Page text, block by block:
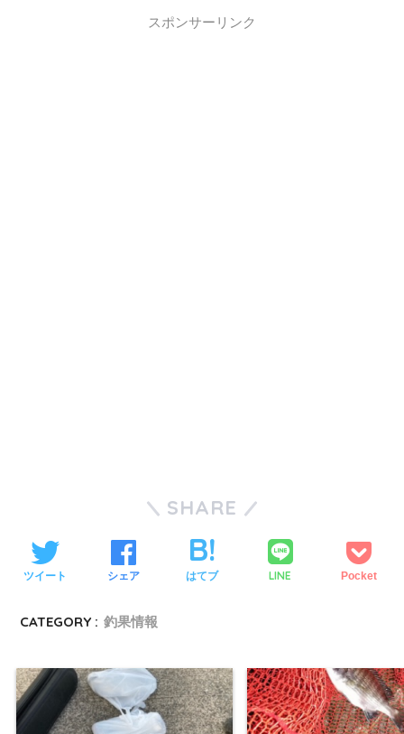
スポンサーリンク
SHARE
ツイート シェア はてブ LINE Pocket
CATEGORY : 釣果情報